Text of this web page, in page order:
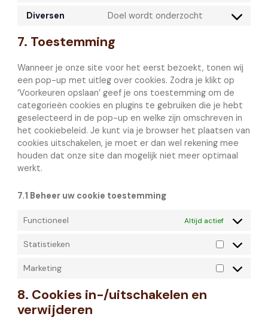
Diversen Doel wordt onderzocht
7. Toestemming
Wanneer je onze site voor het eerst bezoekt, tonen wij
een pop-up met uitleg over cookies. Zodra je klikt op
‘Voorkeuren opslaan’ geef je ons toestemming om de
categorieën cookies en plugins te gebruiken die je hebt
geselecteerd in de pop-up en welke zijn omschreven in
het cookiebeleid. Je kunt via je browser het plaatsen van
cookies uitschakelen, je moet er dan wel rekening mee
houden dat onze site dan mogelijk niet meer optimaal
werkt.
7.1 Beheer uw cookie toestemming
Functioneel Altijd actief
Statistieken
Marketing
8. Cookies in-/uitschakelen en
verwijderen